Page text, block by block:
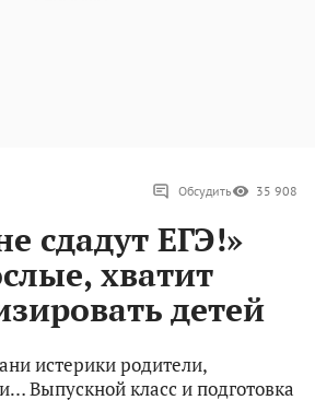
Обсудить 35 908
сдадут ЕГЭ!»
хватит
детей
истерики родители,
Выпускной класс и подготовка